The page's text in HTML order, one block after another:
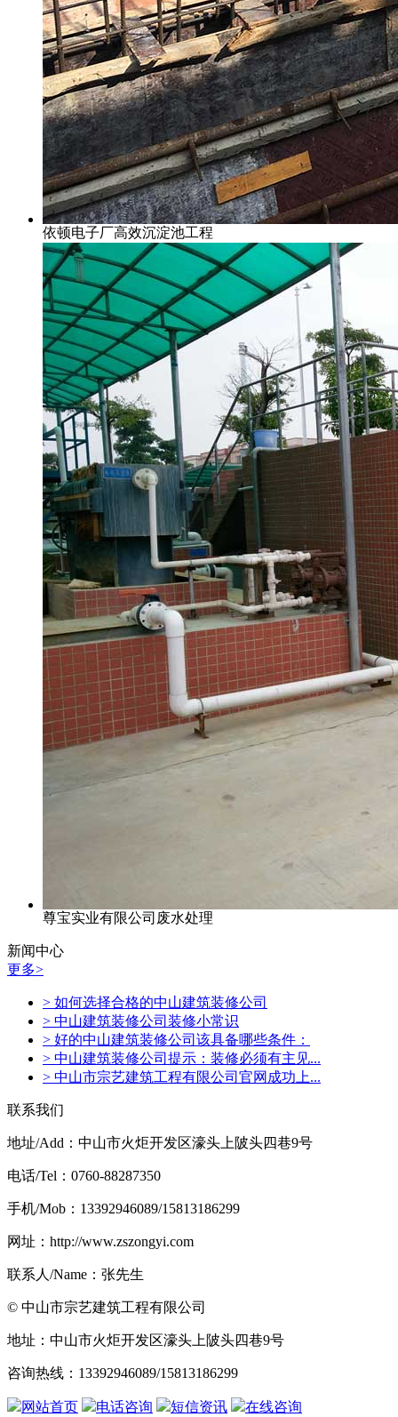
依顿电子厂高效沉淀池工程
尊宝实业有限公司废水处理
新闻中心
更多>
> 如何选择合格的中山建筑装修公司
> 中山建筑装修公司装修小常识
> 好的中山建筑装修公司该具备哪些条件：
> 中山建筑装修公司提示：装修必须有主见...
> 中山市宗艺建筑工程有限公司官网成功上...
联系我们
地址/Add：中山市火炬开发区濠头上陂头四巷9号
电话/Tel：0760-88287350
手机/Mob：13392946089/15813186299
网址：http://www.zszongyi.com
联系人/Name：张先生
© 中山市宗艺建筑工程有限公司
地址：中山市火炬开发区濠头上陂头四巷9号
咨询热线：13392946089/15813186299
网站首页 电话咨询 短信资讯 在线咨询